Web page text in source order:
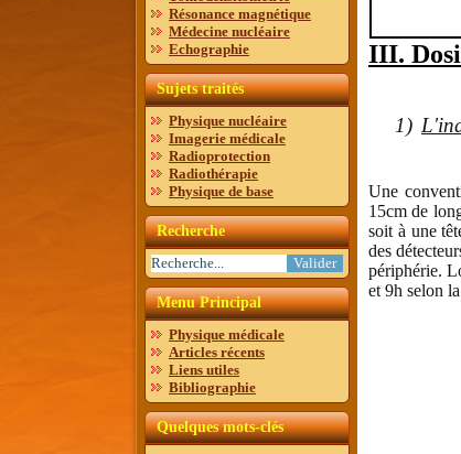
Résonance magnétique
Médecine nucléaire
Echographie
Sujets traités
Physique nucléaire
Imagerie médicale
Radioprotection
Radiothérapie
Physique de base
Recherche
Menu Principal
Physique médicale
Articles récents
Liens utiles
Bibliographie
Quelques mots-clés
III.
1)
Une
15cm de
soit à une
des
périphérie.
et 9h selon